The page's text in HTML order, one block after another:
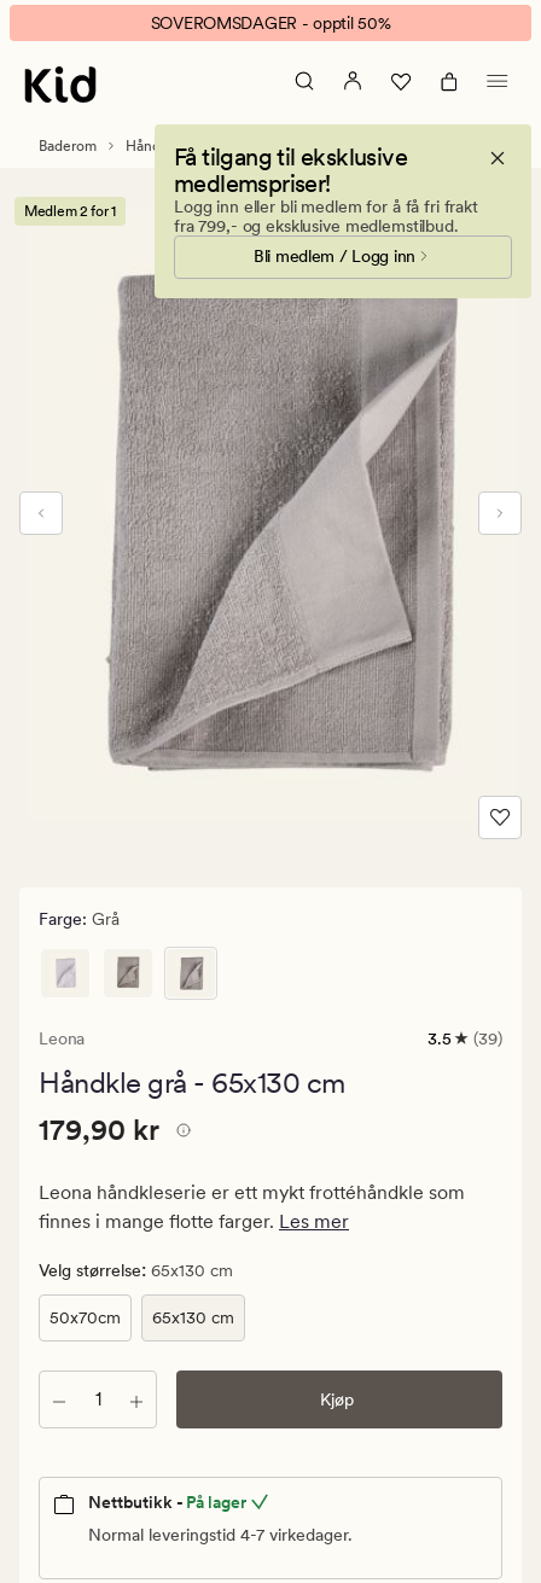
Leona
håndkle
grå
banner.
Klikk
ESCAPE
pause.
SOVEROMSDAGER - opptil 50%
Få tilgang til eksklusive
medlemspriser!
Logg inn eller bli medlem for å få fri frakt
fra 799,- og eksklusive medlemstilbud.
Bli medlem / Logg inn
Baderom Håndklær og kluter Håndklær
Medlem 2 for 1
Farge: Grå
Leona
39
3.5 (39)
Håndkle grå - 65x130 cm
Pris
179,90
Vanlig
179,90
kr
Pris 179,90 kr
179,90 kr
Leona håndkleserie er ett mykt frottéhåndkle som
finnes i mange flotte farger. Les mer
Velg størrelse: 65x130 cm
50x70cm 65x130 cm
Antall Kjøp
Nettbutikk - På lager
Normal leveringstid 4-7 virkedager.